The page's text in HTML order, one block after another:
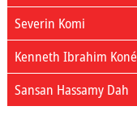
Severin Komi
Kenneth Ibrahim Koné
Sansan Hassamy Dah